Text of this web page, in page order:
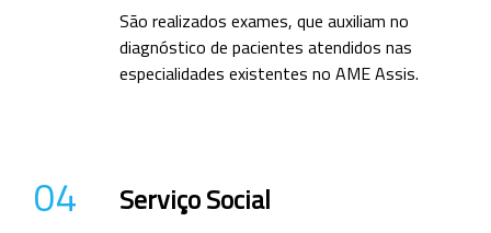
São realizados exames, que auxiliam no
diagnóstico de pacientes atendidos nas
especialidades existentes no AME Assis.
04 Serviço Social